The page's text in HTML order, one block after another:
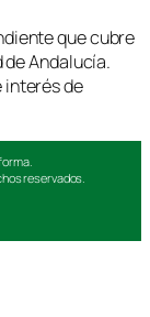
que cubre
Andalucía.
interés de
reservados.